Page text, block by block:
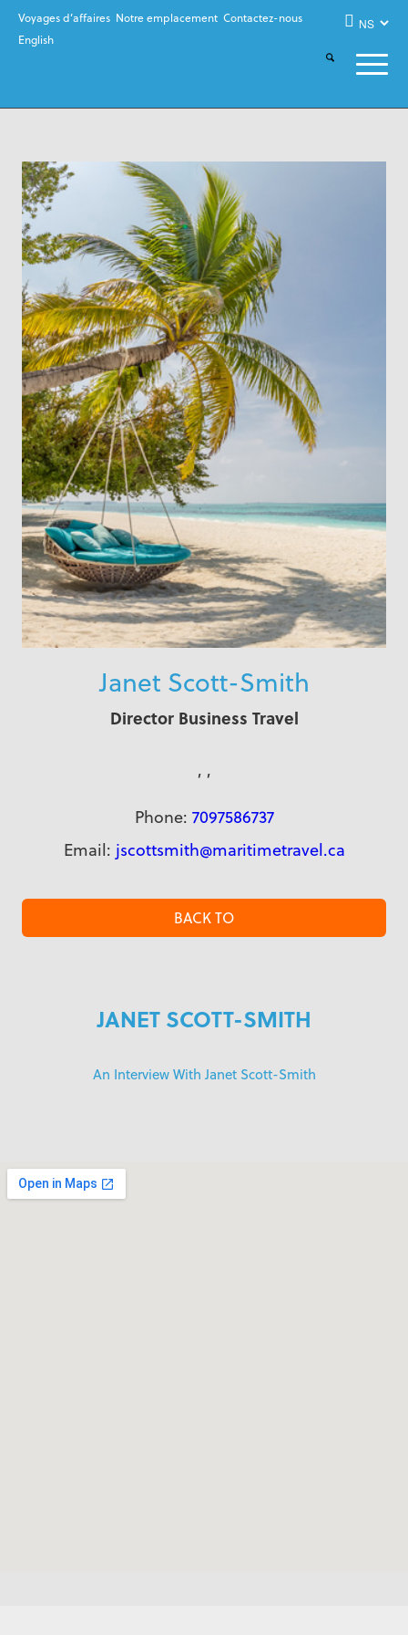
Voyages d’affaires Notre emplacement Contactez-nous
English
Janet Scott-Smith
Director Business Travel
, ,
Phone: 7097586737
Email: jscottsmith@maritimetravel.ca
BACK TO
JANET SCOTT-SMITH
An Interview With Janet Scott-Smith